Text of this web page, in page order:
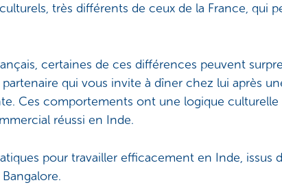
très différents de ceux de la France, qui
certaines de ces différences peuvent
qui vous invite à dîner chez lui après
Ces comportements ont une logique
réussi en Inde.
pour travailler efficacement en Inde, issus